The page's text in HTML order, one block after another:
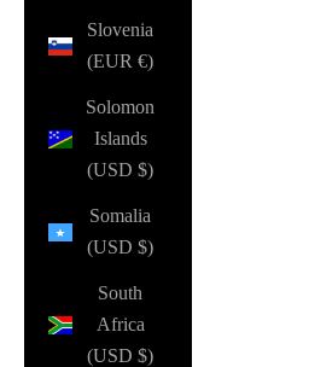
Slovenia
(EUR €)
Solomon
Islands
(USD $)
Somalia
(USD $)
South
Africa
(USD $)